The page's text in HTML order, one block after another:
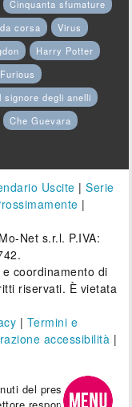
Cinquanta sfumature
corsa
Virus
Harry Potter
signore degli anelli
Che Guevara
Uscite |Serie
|
Net s.r.l. P.IVA:
coordinamento di
riservati. È vietata
| Termini e
accessibilità |
del presente sito